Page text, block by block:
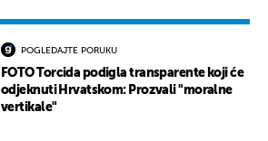
POGLEDAJTE PORUKU
FOTO Torcida podigla transparente koji će
odjeknuti Hrvatskom: Prozvali "moralne
vertikale"